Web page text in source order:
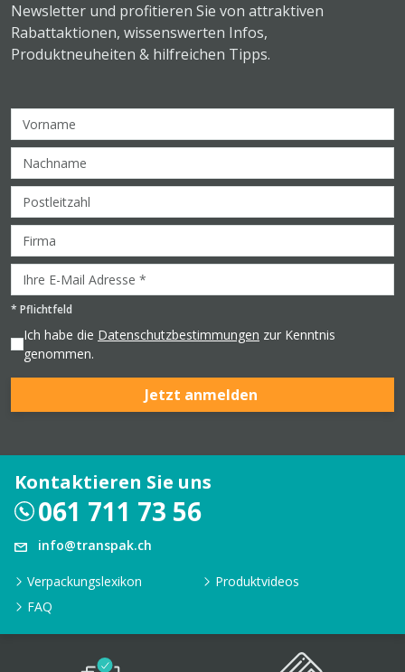
Newsletter und profitieren Sie von attraktiven
Rabattaktionen, wissenswerten Infos,
Produktneuheiten & hilfreichen Tipps.
* Pflichtfeld
Ich habe die Datenschutzbestimmungen zur Kenntnis
genommen.
Jetzt anmelden
Kontaktieren Sie uns
061 711 73 56
info@transpak.ch
Verpackungslexikon
Produktvideos
FAQ